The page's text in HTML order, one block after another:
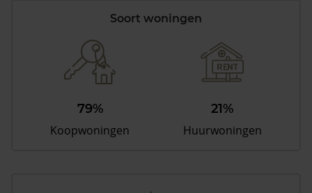
Soort woningen
79%
Koopwoningen
21%
Huurwoningen